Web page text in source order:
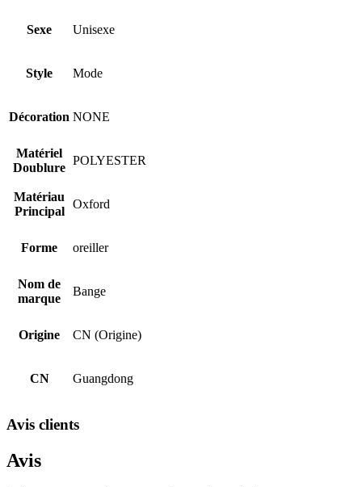
Sexe Unisexe
Style Mode
Décoration NONE
Matériel
Doublure
POLYESTER
Matériau
Principal
Oxford
Forme oreiller
Nom de
marque
Bange
Origine CN (Origine)
CN Guangdong
Avis clients
Avis